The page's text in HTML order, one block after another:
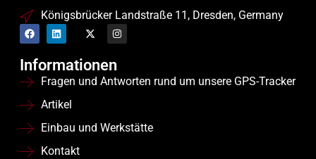
Königsbrücker Landstraße 11, Dresden, Germany
Informationen
Fragen und Antworten rund um unsere GPS-Tracker
Artikel
Einbau und Werkstätte
Kontakt